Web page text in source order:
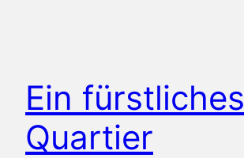
Ein fürstliches
Quartier